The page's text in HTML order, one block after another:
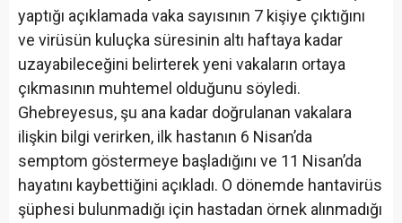
yaptığı açıklamada vaka sayısının 7 kişiye çıktığını
ve virüsün kuluçka süresinin altı haftaya kadar
uzayabileceğini belirterek yeni vakaların ortaya
çıkmasının muhtemel olduğunu söyledi.
Ghebreyesus, şu ana kadar doğrulanan vakalara
ilişkin bilgi verirken, ilk hastanın 6 Nisan’da
semptom göstermeye başladığını ve 11 Nisan’da
hayatını kaybettiğini açıkladı. O dönemde hantavirüs
şüphesi bulunmadığı için hastadan örnek alınmadığı